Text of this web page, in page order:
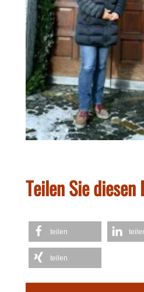
Teilen Sie
teilen
teilen